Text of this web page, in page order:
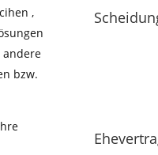
,
andere
bzw.